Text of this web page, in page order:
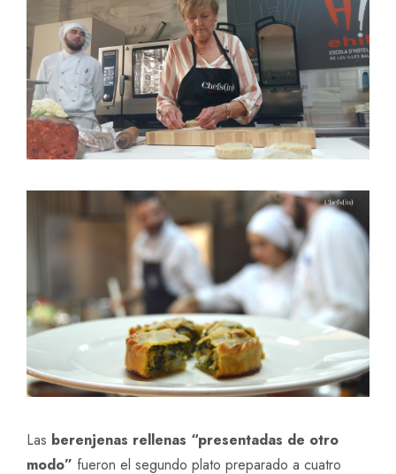
Las berenjenas rellenas “presentadas de otro
modo” fueron el segundo plato preparado a cuatro